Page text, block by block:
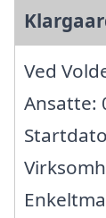
Ved
Ansatte: